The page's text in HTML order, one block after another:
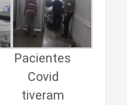
Pacientes
Covid
tiveram